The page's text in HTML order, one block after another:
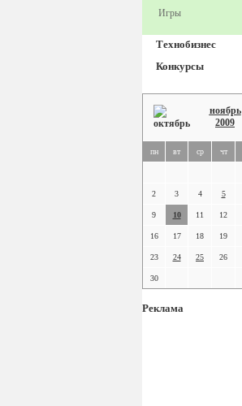
Игры
Технобизнес
Конкурсы
ноябрь
2009
пн вт ср чт
2 3 4 5
9 10 11 12
16 17 18 19
23 24 25 26
30
Реклама